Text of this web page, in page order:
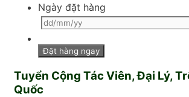
Ngày đặt hàng
Tuyển Cộng Tác Viên, Đại Lý,
Quốc